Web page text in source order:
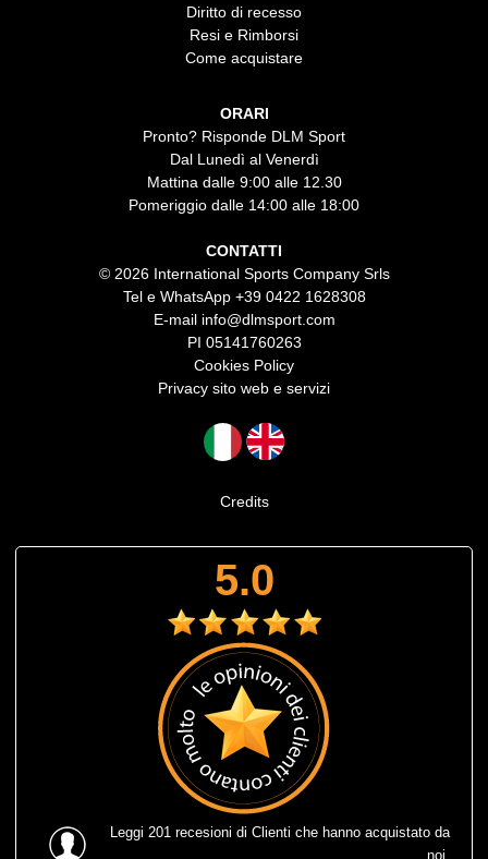
Diritto di recesso
Resi e Rimborsi
Come acquistare
ORARI
Pronto? Risponde DLM Sport
Dal Lunedì al Venerdì
Mattina dalle 9:00 alle 12.30
Pomeriggio dalle 14:00 alle 18:00
CONTATTI
© 2026 International Sports Company Srls
Tel e WhatsApp +39 0422 1628308
E-mail info@dlmsport.com
PI 05141760263
Cookies Policy
Privacy sito web e servizi
Credits
5.0
Leggi 201 recesioni di Clienti che hanno acquistato da
noi.